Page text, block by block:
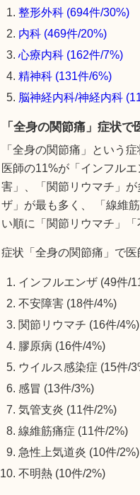
整形外科 (694件/30%)
内科 (469件/20%)
心療内科 (162件/7%)
精神科 (131件/6%)
脳神経内科/神経内科
「全身の関節痛」症状
「全身の関節痛」という
医師の11%が「インフル
害」、「関節リウマチ」
ザ」が最も多く、 「線維
い順に「関節リウマチ」「
症状「全身の関節痛」で
インフルエンザ (49件/
不安障害 (18件/4%)
関節リウマチ (16件/4%)
膠原病 (16件/4%)
ウイルス感染症 (15件/
感冒 (13件/3%)
気管支炎 (11件/2%)
線維筋痛症 (11件/2%)
急性上気道炎 (10件/2%)
不明熱 (10件/2%)